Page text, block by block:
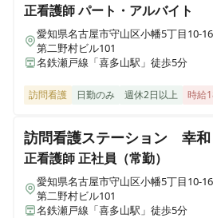
准看護師 パート・アルバイト
《名古屋市千種区》＊夜勤専従
ダブルワークOK◎残業ほぼゼロ
OK
正看護師 パート・アルバイト
《名古屋市千種区》＊非常勤＊
ブルワークOK◎残業ほぼゼロ◎
ができるケアミックス病院
正看護師パート・アルバイト
愛知県名古屋市守山区小幡5丁目10-
第二野村ビル101
名鉄瀬戸線「喜多山駅」徒歩5分
訪問看護 日勤のみ 週休2日以上 時給
訪問看護ステーション 幸和
正看護師正社員（常勤）
愛知県名古屋市守山区小幡5丁目10-
第二野村ビル101
名鉄瀬戸線「喜多山駅」徒歩5分